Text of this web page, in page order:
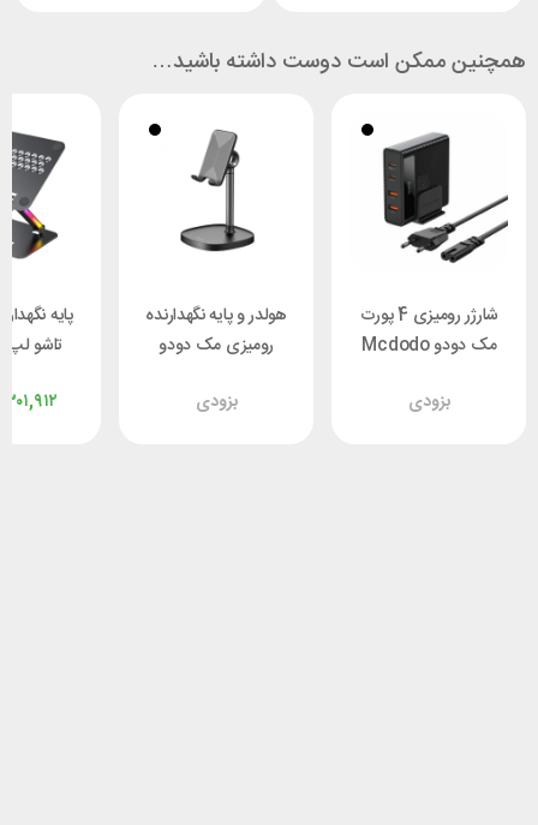
همچنین ممکن است دوست داشته باشید…
شارژر رومیزی 4 پورت
مک دودو Mcdodo
بزودی
هولدر و پایه نگهدارنده
رومیزی مک دودو
بزودی
پایه
تاشو
GY